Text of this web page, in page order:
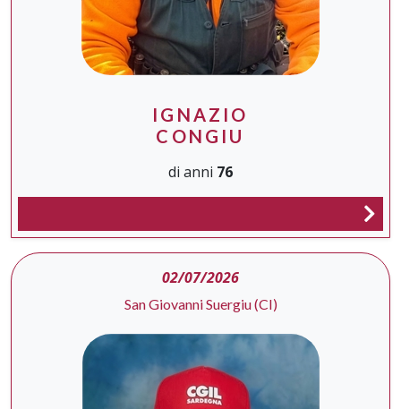
IGNAZIO
CONGIU
di anni 76
02/07/2026
San Giovanni Suergiu (CI)